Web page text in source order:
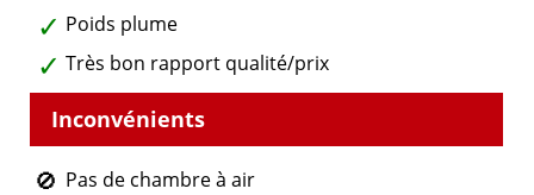
Poids plume
Très bon rapport qualité/prix
Pas de chambre à air